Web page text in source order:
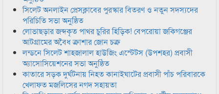
সিলেট অনলাইন প্রেসক্লাবের পুরস্কার বিতরণ ও নতুন সদস্যদের
পরিচিতি সভা অনুষ্ঠিত
লোভাছড়ার জব্দকৃত পাথর চুরির হিড়িক! বেপরোয়া জকিগঞ্জের
আটগ্রামের অবৈধ ক্রাশার জোন চক্র
লন্ডনে সিলেট শাহজালাল হাউজিং এস্টেটস (উপশহর) প্রবাসী
অ্যাসোসিয়েশনের সভা অনুষ্ঠিত
কাতারে সড়ক দুর্ঘটনায় নিহত কানাইঘাটের প্রবাসী পাঁচ পরিবারকে
খেলাফত মজলিসের নগদ সহায়তা